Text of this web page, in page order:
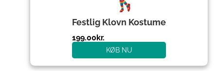
Festlig Klovn Kostume
199.00kr.
KØB NU